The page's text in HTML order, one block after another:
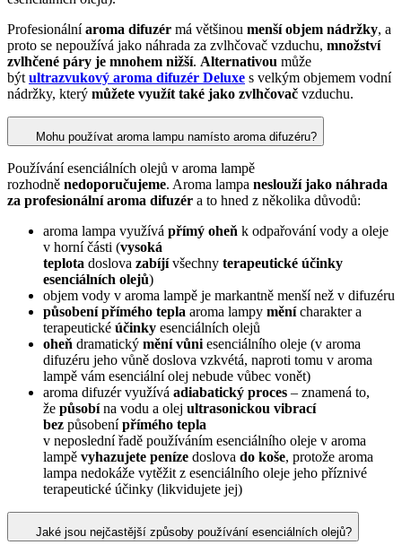
Profesionálníaroma difuzér má většinou menší objem nádržky, a
proto se nepoužívá jako náhrada za zvlhčovač vzduchu, množství
zvlhčené páry je mnohem nižší. Alternativou může
být ultrazvukový aroma difuzér Deluxe s velkým objemem vodní
nádržky, který můžete využít také jako zvlhčovač vzduchu.
Mohu používat aroma lampu namísto aroma difuzéru?
Používání esenciálních olejů v aroma lampě
rozhodně nedoporučujeme. Aroma lampa neslouží jako náhrada
za profesionální aroma difuzér a to hned z několika důvodů:
aroma lampa využívá přímý oheň k odpařování vody a oleje
v horní části (vysoká
teplota doslova zabíjívšechny terapeutické účinky
esenciálních olejů)
objem vody v aroma lampě je markantně menší než v difuzéru
působení přímého tepla aroma lampy měnícharakter a
terapeutické účinky esenciálních olejů
oheň dramatický mění vůni esenciálního oleje (v aroma
difuzéru jeho vůně doslova vzkvétá, naproti tomu v aroma
lampě vám esenciální olej nebude vůbec vonět)
aroma difuzér využívá adiabatický proces – znamená to,
že působína vodu a olej ultrasonickou vibrací
bez působenípřímého tepla
v neposlední řadě používáním esenciálního oleje v aroma
lampě vyhazujete peníze doslova do koše, protože aroma
lampa nedokáže vytěžit z esenciálního oleje jeho příznivé
terapeutické účinky (likvidujete jej)
Jaké jsou nejčastější způsoby používání esenciálních olejů?